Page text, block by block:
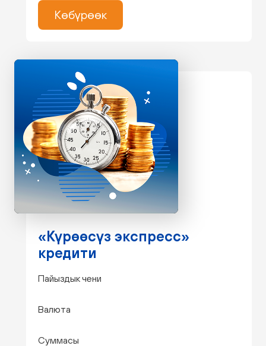
Көбүрөөк
«Күрөөсүз экспресс»
кредити
Пайыздык чени
Валюта
Суммасы